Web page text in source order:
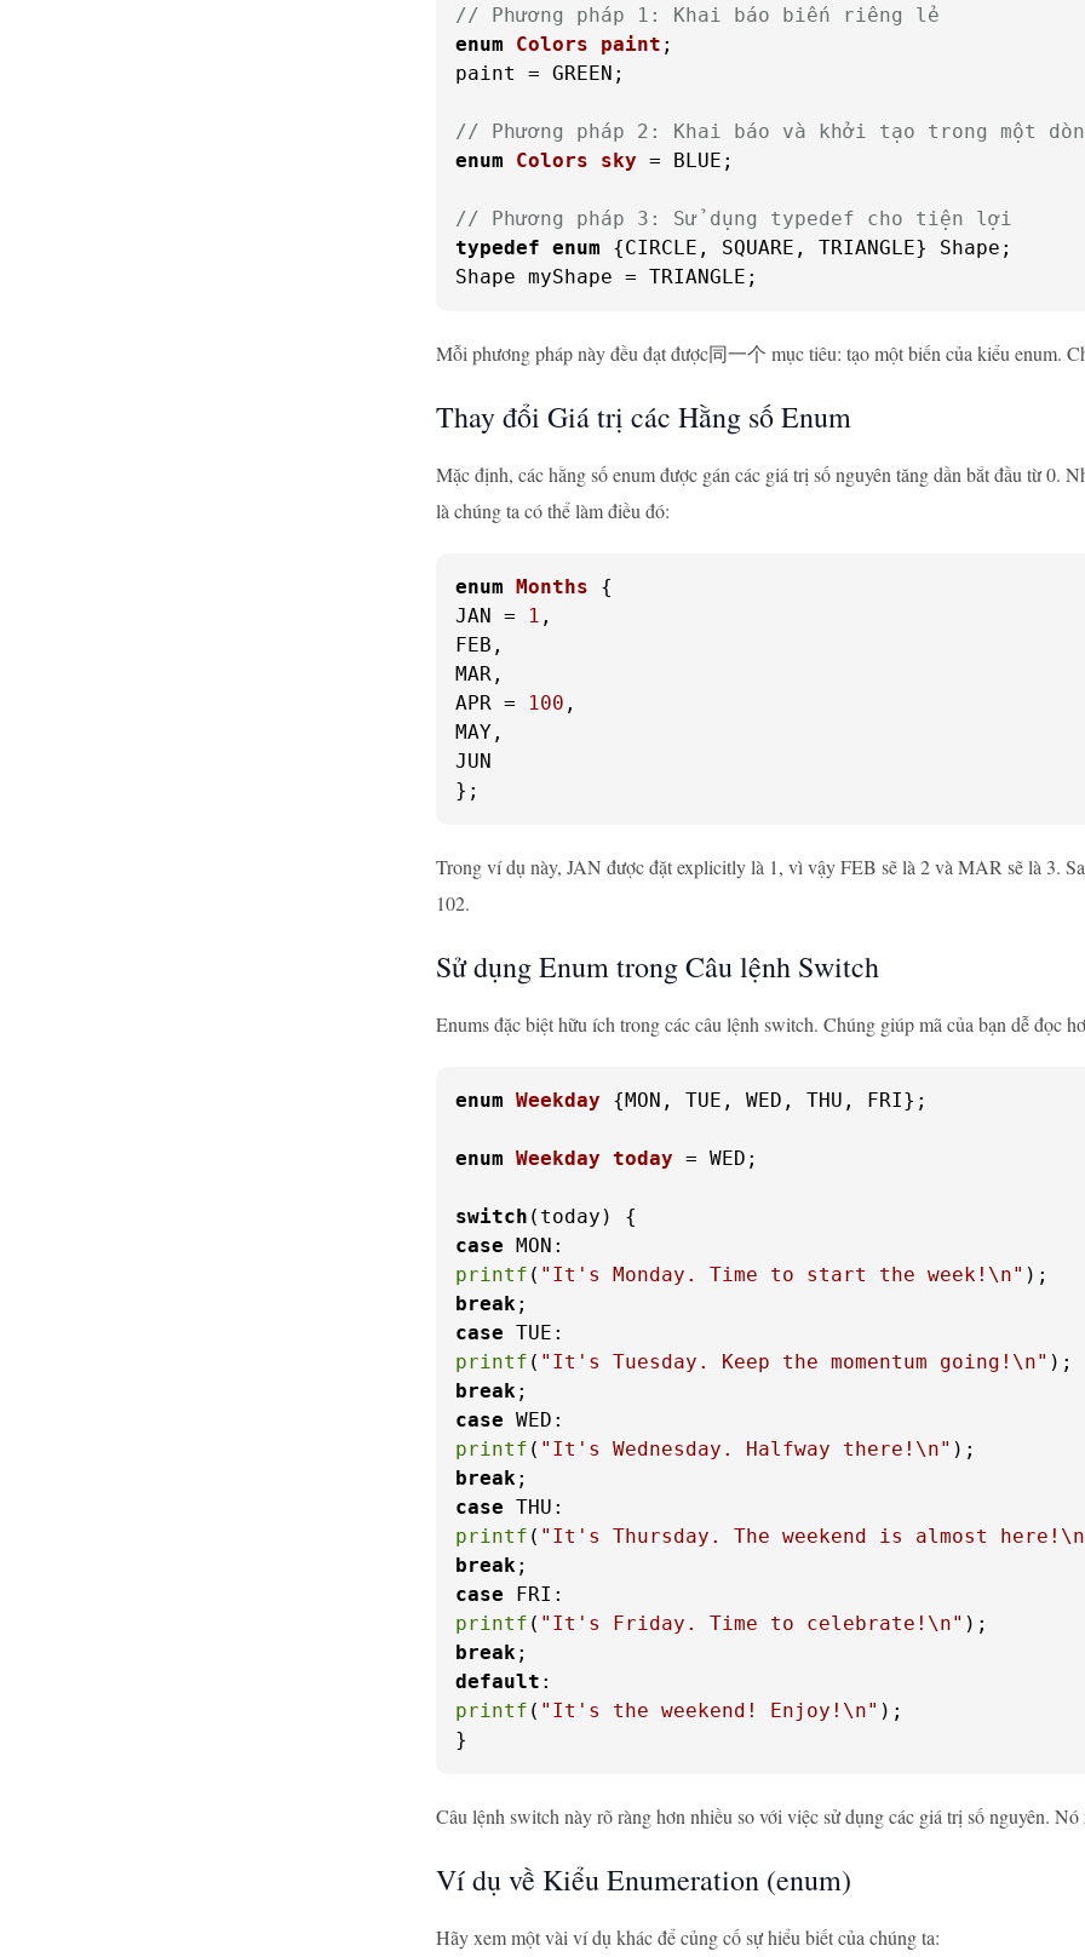
// Phương pháp 1: Khai báo biến riêng lẻ
enum
Colors paint ;
paint = GREEN;
// Phương pháp 2: Khai báo và khởi tạo trong một
enum
Colors sky = BLUE;
// Phương pháp 3: Sử dụng typedef cho tiện lợi
typedef enum {CIRCLE, SQUARE, TRIANGLE} Shape;
Shape myShape = TRIANGLE;
Mỗi phương pháp này đều đạt được同一个 mục tiêu: tạo một biến của kiểu enum.
Thay đổi Giá trị các Hằng số Enum
Mặc định, các hằng số enum được gán các giá trị số nguyên tăng dần bắt đầu từ 0.
là chúng ta có thể làm điều đó:
enum Months {
JAN =
1 ,
FEB,
MAR,
APR =
100 ,
MAY,
JUN
};
Trong ví dụ này, JAN được đặt explicitly là 1, vì vậy FEB sẽ là 2 và MAR sẽ là 3.
102.
Sử dụng Enum trong Câu lệnh Switch
Enums đặc biệt hữu ích trong các câu lệnh switch. Chúng giúp mã của bạn dễ đọc
enum Weekday {MON, TUE, WED, THU, FRI};
enum Weekday today = WED;
switch
case
printf ( "It's Monday. Time to start the week!\n"
break
case
printf ( "It's Tuesday. Keep the momentum going!\n"
break
case
printf ( "It's Wednesday. Halfway there!\n"
break
case
printf ( "It's Thursday. The weekend is almost
break
case
printf ( "It's Friday. Time to celebrate!\n"
break
default
printf ( "It's the weekend! Enjoy!\n" );
}
Câu lệnh switch này rõ ràng hơn nhiều so với việc sử dụng các giá trị số nguyên.
Ví dụ về Kiểu Enumeration (enum)
Hãy xem một vài ví dụ khác để củng cố sự hiểu biết của chúng ta: